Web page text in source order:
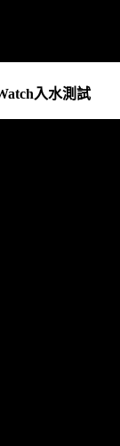
入水測試